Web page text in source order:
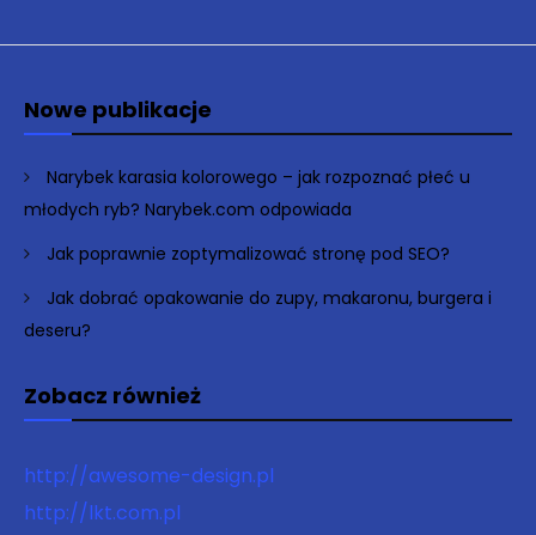
Nowe publikacje
Narybek karasia kolorowego – jak rozpoznać płeć u
młodych ryb? Narybek.com odpowiada
Jak poprawnie zoptymalizować stronę pod SEO?
Jak dobrać opakowanie do zupy, makaronu, burgera i
deseru?
Zobacz również
http://awesome-design.pl
http://lkt.com.pl